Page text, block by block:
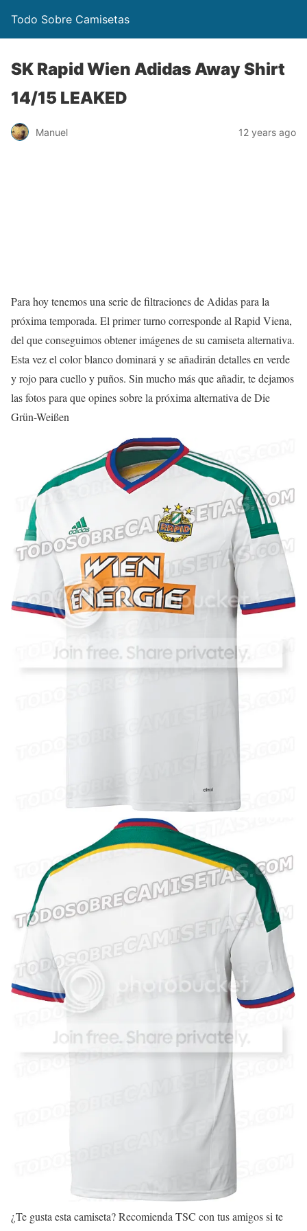
Todo Sobre Camisetas
SK Rapid Wien Adidas Away Shirt
14/15 LEAKED
Manuel 12 years ago
Para hoy tenemos una serie de filtraciones de Adidas para la
próxima temporada. El primer turno corresponde al Rapid Viena,
del que conseguimos obtener imágenes de su camiseta alternativa.
Esta vez el color blanco dominará y se añadirán detalles en verde
y rojo para cuello y puños. Sin mucho más que añadir, te dejamos
las fotos para que opines sobre la próxima alternativa de Die
Grün-Weißen
¿Te gusta esta camiseta? Recomienda TSC con tus amigos si te